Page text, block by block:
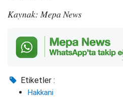
Kaynak: Mepa News
Etiketler :
Hakkani